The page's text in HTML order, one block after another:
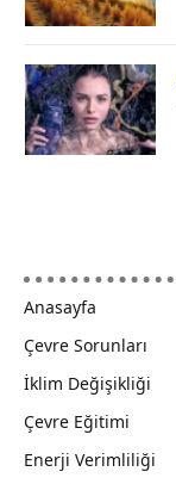
Anasayfa
Çevre Sorunları
İklim Değişikliği
Çevre Eğitimi
Enerji Verimliliği